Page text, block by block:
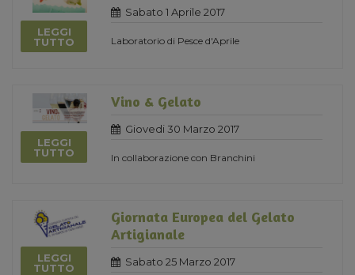
LEGGI
TUTTO
Sabato 1 Aprile 2017
Laboratorio di Pesce d'Aprile
LEGGI
TUTTO
Vino & Gelato
Giovedi 30 Marzo 2017
In collaborazione con Branchini
LEGGI
TUTTO
Giornata Europea del Gelato
Artigianale
Sabato 25 Marzo 2017